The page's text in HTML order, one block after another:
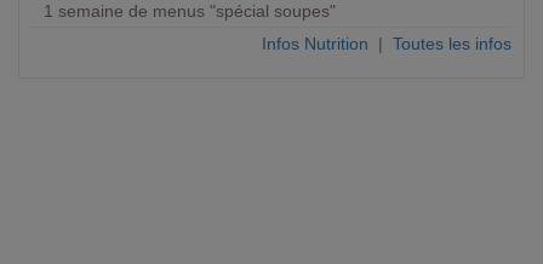
1 semaine de menus "spécial soupes"
Infos Nutrition | Toutes les infos